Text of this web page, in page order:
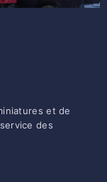
et de
des